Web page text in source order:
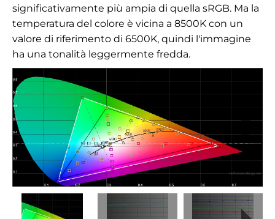
significativamente più ampia di quella sRGB. Ma la
temperatura del colore è vicina a 8500K con un
valore di riferimento di 6500K, quindi l'immagine
ha una tonalità leggermente fredda.